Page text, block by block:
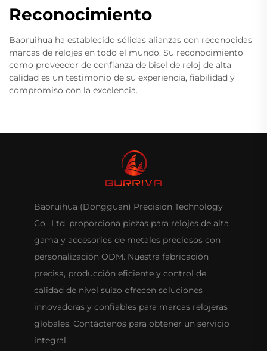
Reconocimiento
Baoruihua ha establecido sólidas alianzas con reconocidas
marcas de relojes en todo el mundo. Su reconocimiento
como proveedor de confianza de bisel de reloj de alta
calidad es un testimonio de su experiencia, fiabilidad y
compromiso con la excelencia.
Baoruihua (Dongguan) Precision Technology
Co., Ltd. proporciona piezas para relojes de alta
gama y accesorios de metales preciosos con
personalización ODM. Nuestra fabricación
precisa, producción eficiente y control de
calidad de nivel suizo ofrecen soluciones
innovadoras y confiables para marcas relojeras
globales. Contáctenos para obtener un servicio
integral.